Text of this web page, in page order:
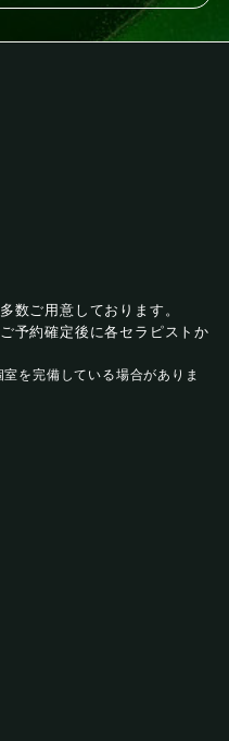
数ご用意しております。
予約確定後に各セラピストか
を完備している場合がありま